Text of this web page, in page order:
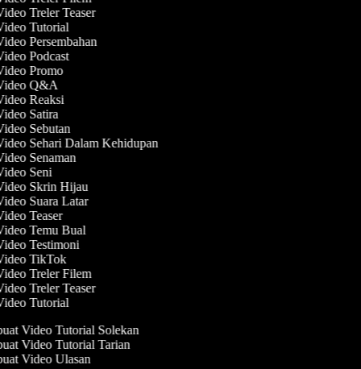
Treler Teaser
Tutorial
Persembahan
Podcast
Promo
Q&A
Reaksi
Satira
Sebutan
Sehari Dalam Kehidupan
Senaman
Seni
Skrin Hijau
Suara Latar
Teaser
Temu Bual
Testimoni
TikTok
Treler Filem
Treler Teaser
Tutorial
Video Tutorial Solekan
Video Tutorial Tarian
Video Ulasan